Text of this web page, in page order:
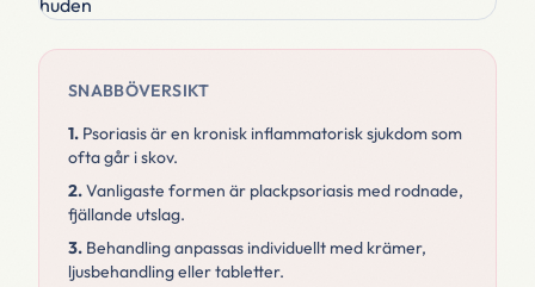
SNABBÖVERSIKT
1. Psoriasis är en kronisk inflammatorisk sjukdom som
ofta går i skov.
2.Vanligaste formen är plackpsoriasis med rodnade,
fjällande utslag.
3. Behandling anpassas individuellt med krämer,
ljusbehandling eller tabletter.